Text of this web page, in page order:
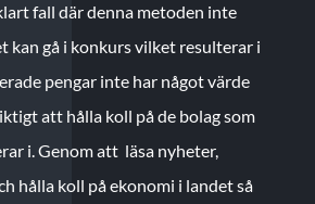
fall där denna metoden inte
kan gå i konkurs vilket resulterar i
pengar inte har något värde
att hålla koll på de bolag som
i. Genom att läsa nyheter,
hålla koll på ekonomi i landet så